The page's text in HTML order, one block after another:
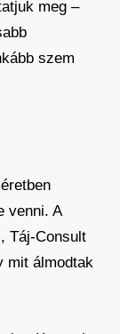
meg –
szem
venni. A
Táj-Consult
mit álmodtak